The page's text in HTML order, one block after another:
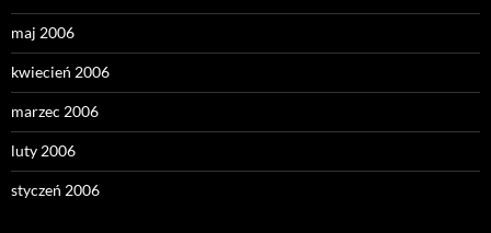
maj 2006
kwiecień 2006
marzec 2006
luty 2006
styczeń 2006